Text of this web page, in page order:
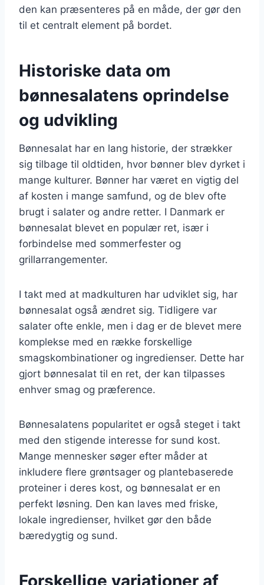
den kan præsenteres på en måde, der gør den
til et centralt element på bordet.
Historiske data om
bønnesalatens oprindelse
og udvikling
Bønnesalat har en lang historie, der strækker
sig tilbage til oldtiden, hvor bønner blev dyrket i
mange kulturer. Bønner har været en vigtig del
af kosten i mange samfund, og de blev ofte
brugt i salater og andre retter. I Danmark er
bønnesalat blevet en populær ret, især i
forbindelse med sommerfester og
grillarrangementer.
I takt med at madkulturen har udviklet sig, har
bønnesalat også ændret sig. Tidligere var
salater ofte enkle, men i dag er de blevet mere
komplekse med en række forskellige
smagskombinationer og ingredienser. Dette har
gjort bønnesalat til en ret, der kan tilpasses
enhver smag og præference.
Bønnesalatens popularitet er også steget i takt
med den stigende interesse for sund kost.
Mange mennesker søger efter måder at
inkludere flere grøntsager og plantebaserede
proteiner i deres kost, og bønnesalat er en
perfekt løsning. Den kan laves med friske,
lokale ingredienser, hvilket gør den både
bæredygtig og sund.
Forskellige variationer af